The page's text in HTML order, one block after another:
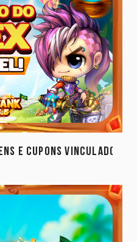
e Cupons Vinculados